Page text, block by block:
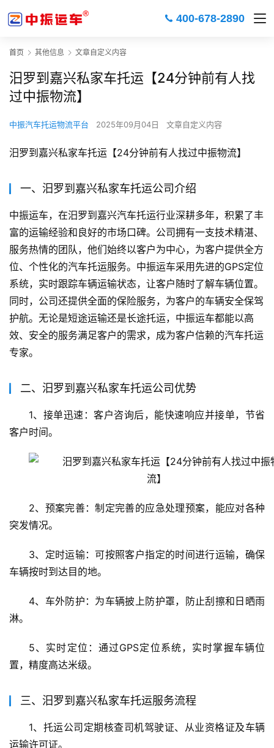
400-678-2890
首页 其他信息 文章自定义内容
汨罗到嘉兴私家车托运【24分钟前有人找
过中振物流】
中振汽车托运物流平台 2025年09月04日 文章自定义内容
汨罗到嘉兴私家车托运【24分钟前有人找过中振物流】
一、汨罗到嘉兴私家车托运公司介绍
中振运车，在汨罗到嘉兴汽车托运行业深耕多年，积累了丰
富的运输经验和良好的市场口碑。公司拥有一支技术精湛、
服务热情的团队，他们始终以客户为中心，为客户提供全方
位、个性化的汽车托运服务。中振运车采用先进的GPS定位
系统，实时跟踪车辆运输状态，让客户随时了解车辆位置。
同时，公司还提供全面的保险服务，为客户的车辆安全保驾
护航。无论是短途运输还是长途托运，中振运车都能以高
效、安全的服务满足客户的需求，成为客户信赖的汽车托运
专家。
二、汨罗到嘉兴私家车托运公司优势
1、接单迅速：客户咨询后，能快速响应并接单，节省
客户时间。
2、预案完善：制定完善的应急处理预案，能应对各种
突发情况。
3、定时运输：可按照客户指定的时间进行运输，确保
车辆按时到达目的地。
4、车外防护：为车辆披上防护罩，防止刮擦和日晒雨
淋。
5、实时定位：通过GPS定位系统，实时掌握车辆位
置，精度高达米级。
三、汨罗到嘉兴私家车托运服务流程
1、托运公司定期核查司机驾驶证、从业资格证及车辆
运输许可证。